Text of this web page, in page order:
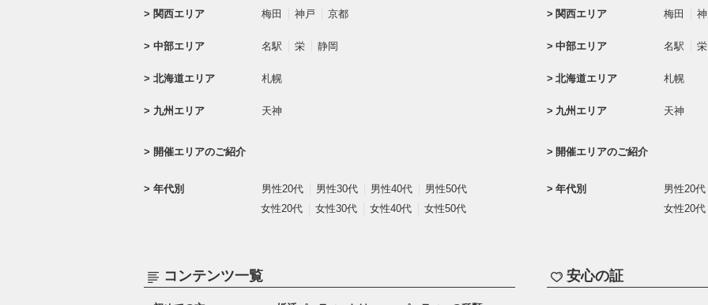
関西エリア 梅田 神戸 京都
中部エリア 名駅 栄 静岡
北海道エリア 札幌
九州エリア 天神
開催エリアのご紹介
年代別 男性20代 男性30代 男性40代
男性50代
女性20代
女性30代 女性40代 女性50代
関西エリア 梅田
中部エリア 名駅 栄
北海道エリア 札幌
九州エリア 天神
開催エリアのご紹介
年代別 男性20代
女性20代
コンテンツ一覧 安心の証